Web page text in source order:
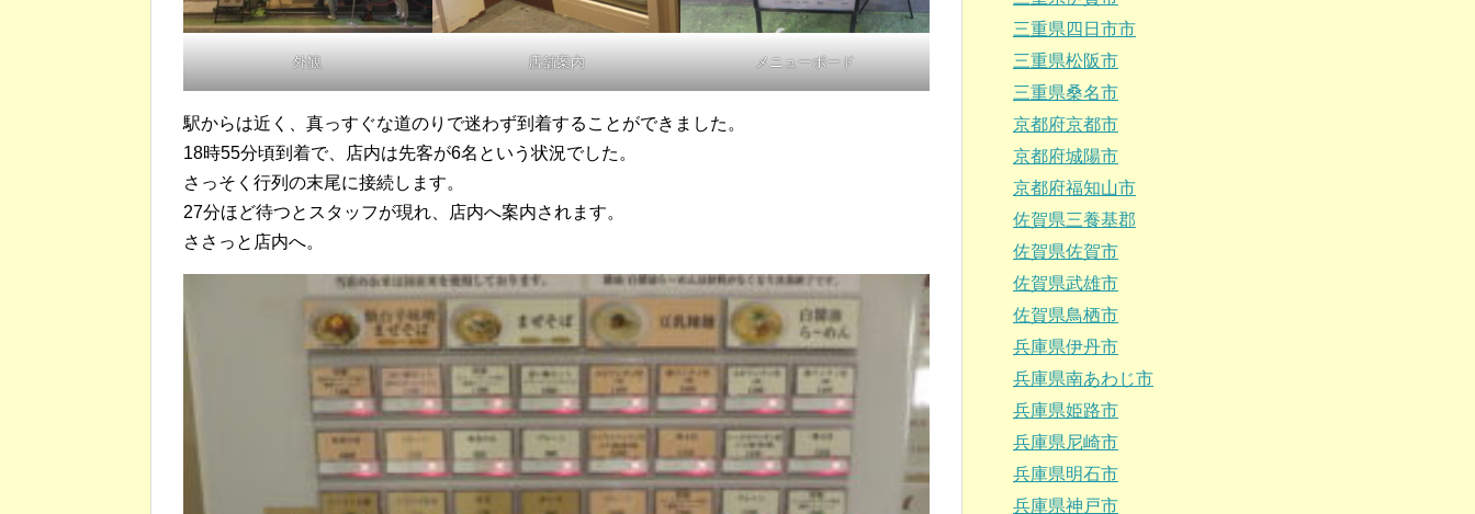
外観 店舗案内 メニューボード
駅からは近く、真っすぐな道のりで迷わず到着することができました。
18時55分頃到着で、店内は先客が6名という状況でした。
さっそく行列の末尾に接続します。
27分ほど待つとスタッフが現れ、店内へ案内されます。
ささっと店内へ。
三重県四日市市
三重県松阪市
三重県桑名市
京都府京都市
京都府城陽市
京都府福知山市
佐賀県三養基郡
佐賀県佐賀市
佐賀県武雄市
佐賀県鳥栖市
兵庫県伊丹市
兵庫県南あわじ市
兵庫県姫路市
兵庫県尼崎市
兵庫県明石市
兵庫県神戸市